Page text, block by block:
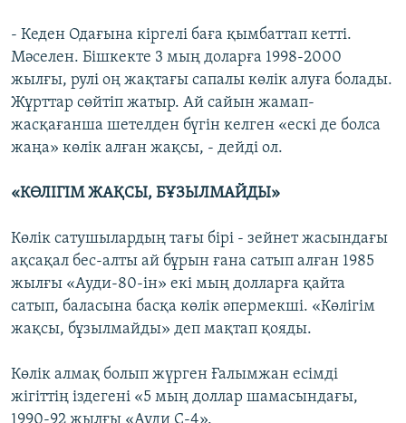
- Кеден Одағына кіргелі баға қымбаттап кетті.
Мәселен. Бішкекте 3 мың доларға 1998-2000
жылғы, рулі оң жақтағы сапалы көлік алуға болады.
Жұрттар сөйтіп жатыр. Ай сайын жамап-
жасқағанша шетелден бүгін келген «ескі де болса
жаңа» көлік алған жақсы, - дейді ол.
«КӨЛІГІМ ЖАҚСЫ, БҰЗЫЛМАЙДЫ»
Көлік сатушылардың тағы бірі - зейнет жасындағы
ақсақал бес-алты ай бұрын ғана сатып алған 1985
жылғы «Ауди-80-ін» екі мың долларға қайта
сатып, баласына басқа көлік әпермекші. «Көлігім
жақсы, бұзылмайды» деп мақтап қояды.
Көлік алмақ болып жүрген Ғалымжан есімді
жігіттің іздегені «5 мың доллар шамасындағы,